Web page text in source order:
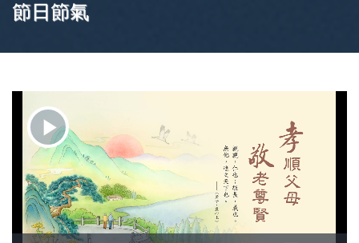
節日節氣
Play
Video